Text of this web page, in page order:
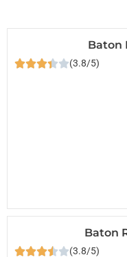
Baton
(3.8/5)
Baton
(3.8/5)